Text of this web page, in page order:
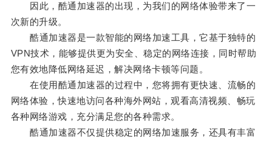
因此，酷通加速器的出现，为我们的网络体验带来了一
次新的升级。
酷通加速器是一款智能的网络加速工具，它基于独特的
VPN技术，能够提供更为安全、稳定的网络连接，同时帮助
您有效地降低网络延迟，解决网络卡顿等问题。
在使用酷通加速器的过程中，您将拥有更快速、流畅的
网络体验，快速地访问各种海外网站，观看高清视频、畅玩
各种网络游戏，充分满足您的各种需求。
酷通加速器不仅提供稳定的网络加速服务，还具有丰富